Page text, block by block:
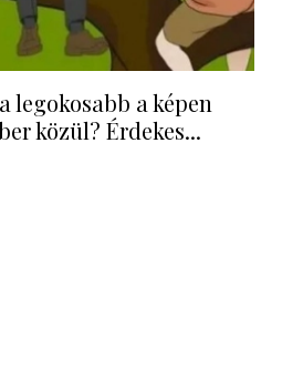
legokosabb a képen
közül? Érdekes...